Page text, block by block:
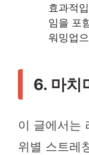
효과적
임을 포
워밍업
6. 마치
이 글에서는
위별 스트레